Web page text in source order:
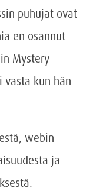
puhujat ovat
en osannut
Mystery
vasta kun hän
webin
ja